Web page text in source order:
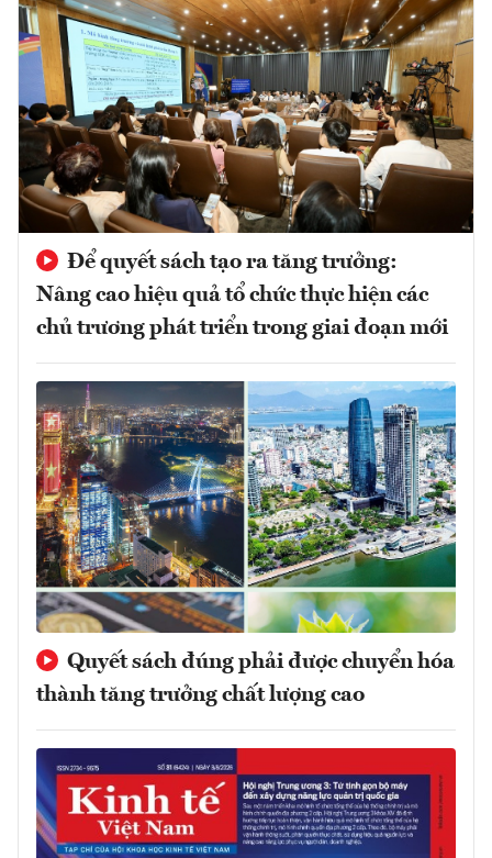
Để quyết sách tạo ra tăng trưởng:
Nâng cao hiệu quả tổ chức thực hiện các
chủ trương phát triển trong giai đoạn mới
Quyết sách đúng phải được chuyển hóa
thành tăng trưởng chất lượng cao